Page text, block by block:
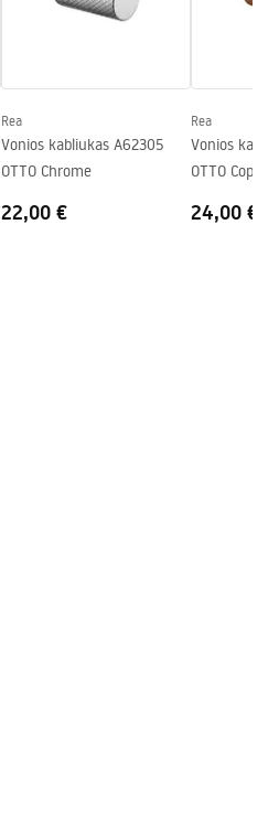
68mm
Rea
Vonios kabliukas A62305
OTTO Chrome
22,00 €
Rea
Vonios
OTTO Copper
24,00 €